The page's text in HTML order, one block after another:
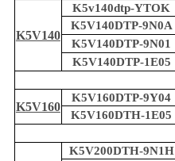
K5V140
K5v140dtp-YTOK
K5V140DTP-9N0A
K5V140DTP-9N01
K5V140DTP-1E05
K5V160
K5V160DTP-9Y04
K5V160DTH-1E05
K5V200DTH-9N1H